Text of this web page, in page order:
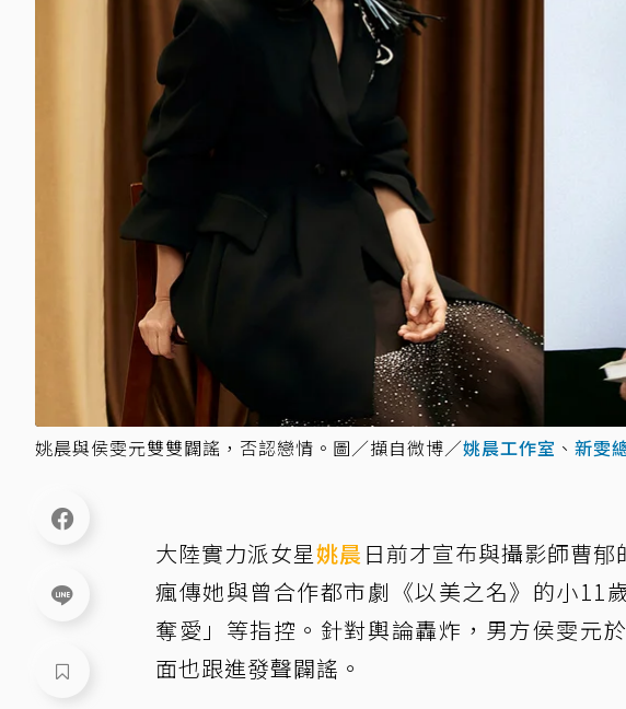
姚晨與侯雯元雙雙闢謠，否認戀情。圖／擷自微博／姚晨工作室 、 新雯
大陸實力派女星姚晨 日前才宣布與攝影師曹
瘋傳她與曾合作都市劇《以美之名》的小11
奪愛」等指控。針對輿論轟炸，男方侯雯元
面也跟進發聲闢謠。